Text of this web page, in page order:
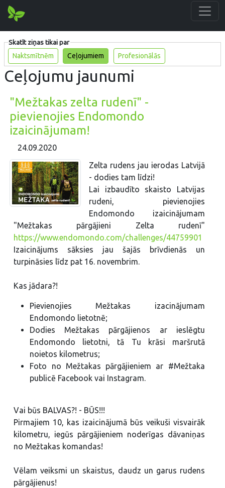
Skatīt ziņas tikai par
Naktsmītnēm
Ceļojumiem Profesionālās
Ceļojumu jaunumi
"Mežtakas zelta rudenī" -
pievienojies Endomondo
izaicinājumam!
24.09.2020
Zelta rudens jau ierodas Latvijā
- dodies tam līdzi!
Lai izbaudīto skaisto Latvijas
rudeni, pievienojies
Endomondo izaicinājumam
"Mežtakas pārgājieni Zelta rudenī"
https://www.endomondo.com/challenges/44759901
Izaicinājums sāksies jau šajās brīvdienās un
turpināsies līdz pat 16. novembrim.
Kas jādara?!
Pievienojies Mežtakas izacinājumam
Endomondo lietotnē;
Dodies Mežtakas pārgājienos ar ieslēgtu
Endomondo lietotni, tā Tu krāsi maršrutā
noietos kilometrus;
Foto no Mežtakas pārgājieniem ar #Mežtaka
publicē Facebook vai Instagram.
Vai būs BALVAS?! - BŪS!!!
Pirmajiem 10, kas izaicinājumā būs veikuši visvairāk
kilometru, iegūs pārgājieniem noderīgas dāvaniņas
no Mežtakas komandas!
Vēlam veiksmi un skaistus, daudz un garus rudens
pārgājienus!